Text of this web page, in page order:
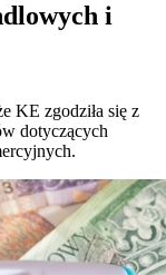
i
KE zgodziła się z
dotyczących